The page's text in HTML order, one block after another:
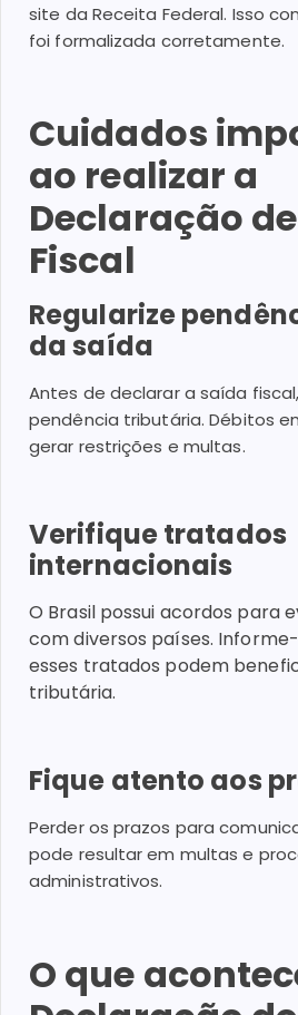
site da Receita Federal. Isso
foi formalizada corretamente.
Cuidados
ao realizar a
Declaração
Fiscal
Regularize
da saída
Antes de declarar a saída
pendência tributária. Débitos
gerar restrições e multas.
Verifique tratados
internacionais
O Brasil possui acordos para
com diversos países.
esses tratados podem
tributária.
Fique atento aos
Perder os prazos para
pode resultar em multas e
administrativos.
O que